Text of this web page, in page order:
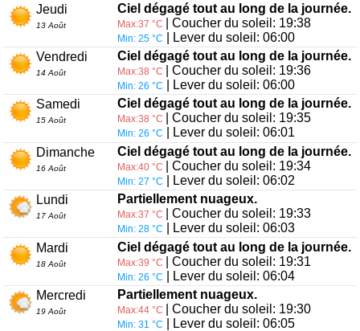
Jeudi
13 Août
Ciel dégagé tout au long de la journée.
Max:37 °C | Coucher du soleil: 19:38
Min: 25 °C
| Lever du soleil: 06:00
Vendredi
14 Août
Ciel dégagé tout au long de la journée.
Max:38 °C | Coucher du soleil: 19:36
Min: 26 °C
| Lever du soleil: 06:00
Samedi
15 Août
Ciel dégagé tout au long de la journée.
Max:38 °C | Coucher du soleil: 19:35
Min: 26 °C
| Lever du soleil: 06:01
Dimanche
16 Août
Ciel dégagé tout au long de la journée.
Max:40 °C | Coucher du soleil: 19:34
Min: 27 °C
| Lever du soleil: 06:02
Lundi
17 Août
Partiellement nuageux.
Max:37 °C | Coucher du soleil: 19:33
Min: 28 °C
| Lever du soleil: 06:03
Mardi
18 Août
Ciel dégagé tout au long de la journée.
Max:39 °C | Coucher du soleil: 19:31
Min: 26 °C
| Lever du soleil: 06:04
Mercredi
19 Août
Partiellement nuageux.
Max:44 °C | Coucher du soleil: 19:30
Min: 31 °C
| Lever du soleil: 06:05